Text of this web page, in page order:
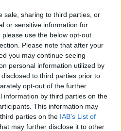
sale, sharing to third parties, or
or sensitive information for
use the below opt-out
Please note that after your
you may continue seeing
personal information utilized by
to third parties prior to
opt-out of the further
information by third parties on the
This information may
parties on the IAB’s List of
may further disclose it to other
πράγματι να φέρουν
ήδη βλέπουμε σε άλλες
κουραστεί να ακούει για
και την ίδια ώρα να
ότι τα μέλη της δεν
μήνα».